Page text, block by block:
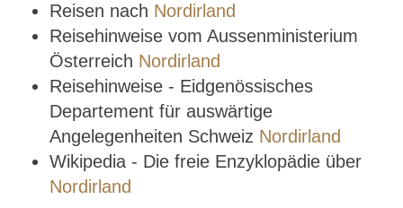
Reisen nach Nordirland
Reisehinweise vom Aussenministerium
Österreich Nordirland
Reisehinweise - Eidgenössisches
Departement für auswärtige
Angelegenheiten Schweiz Nordirland
Wikipedia - Die freie Enzyklopädie über
Nordirland